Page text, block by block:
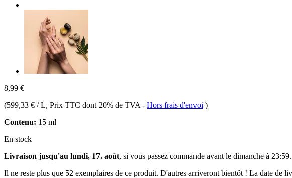
8,99 €
(599,33 € / L, Prix TTC dont 20% de TVA - Hors frais d'envoi )
Contenu: 15 ml
En stock
Livraison jusqu'au lundi, 17. août, si vous passez commande avant le dimanche à 23:59.
Il ne reste plus que 52 exemplaires de ce produit. D'autres arriveront bientôt ! La date de